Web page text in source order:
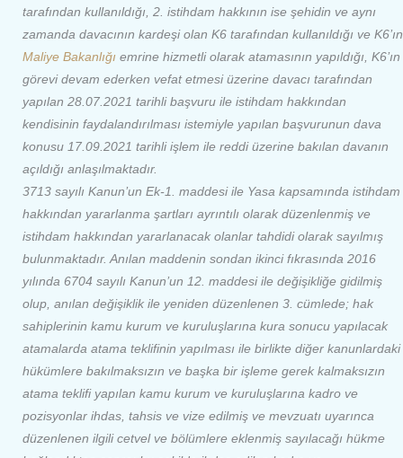
tarafından kullanıldığı, 2. istihdam hakkının ise şehidin ve aynı
zamanda davacının kardeşi olan K6 tarafından kullanıldığı ve K6’ın
Maliye Bakanlığı emrine hizmetli olarak atamasının yapıldığı, K6’ın
görevi devam ederken vefat etmesi üzerine davacı tarafından
yapılan 28.07.2021 tarihli başvuru ile istihdam hakkından
kendisinin faydalandırılması istemiyle yapılan başvurunun dava
konusu 17.09.2021 tarihli işlem ile reddi üzerine bakılan davanın
açıldığı anlaşılmaktadır.
3713 sayılı Kanun’un Ek-1. maddesi ile Yasa kapsamında istihdam
hakkından yararlanma şartları ayrıntılı olarak düzenlenmiş ve
istihdam hakkından yararlanacak olanlar tahdidi olarak sayılmış
bulunmaktadır. Anılan maddenin sondan ikinci fıkrasında 2016
yılında 6704 sayılı Kanun’un 12. maddesi ile değişikliğe gidilmiş
olup, anılan değişiklik ile yeniden düzenlenen 3. cümlede; hak
sahiplerinin kamu kurum ve kuruluşlarına kura sonucu yapılacak
atamalarda atama teklifinin yapılması ile birlikte diğer kanunlardaki
hükümlere bakılmaksızın ve başka bir işleme gerek kalmaksızın
atama teklifi yapılan kamu kurum ve kuruluşlarına kadro ve
pozisyonlar ihdas, tahsis ve vize edilmiş ve mevzuatı uyarınca
düzenlenen ilgili cetvel ve bölümlere eklenmiş sayılacağı hükme